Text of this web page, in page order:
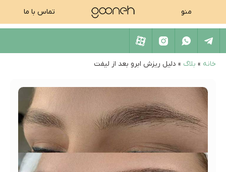
منو تماس با ما
خانه » بلاگ » دلیل ریزش ابرو بعد از لیفت